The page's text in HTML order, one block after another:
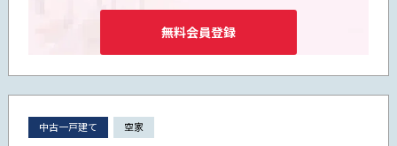
無料会員登録
中古一戸建て 空家